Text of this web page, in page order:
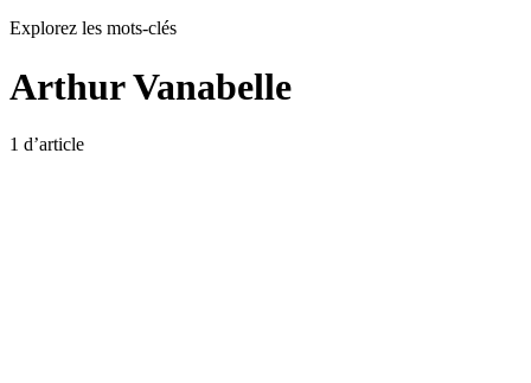
Explorez les mots-clés
Arthur Vanabelle
1 d’article